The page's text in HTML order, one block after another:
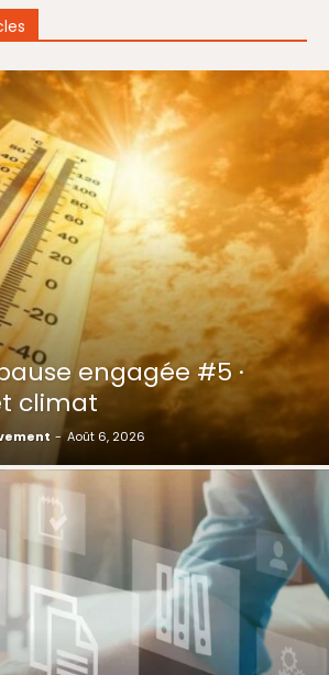
engagée #5 ·
climat
- Août 6, 2026